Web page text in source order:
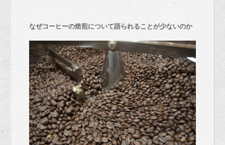
なぜコーヒーの焙煎について語られることが少ないのか